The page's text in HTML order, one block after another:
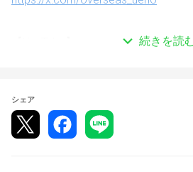
さい。
https://www.youtube.com/
続きを読
シェア